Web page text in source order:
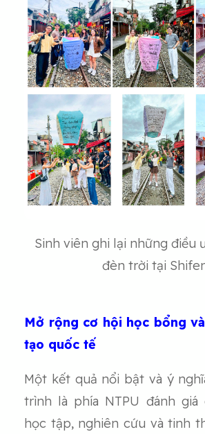
Sinh viên ghi lại những điều
đèn trời tại
Mở rộng cơ hội học bổng
tạo quốc tế
Một kết quả nổi bật và ý
trình là phía NTPU đánh giá
học tập, nghiên cứu và tinh